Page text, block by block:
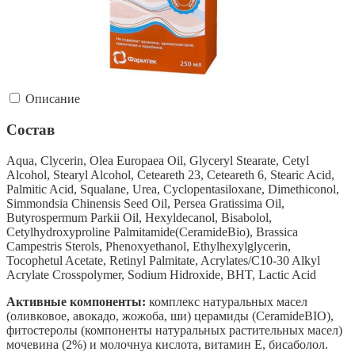
Описание
Состав
Aqua, Clycerin, Olea Europaea Oil, Glyceryl Stearate, Cetyl
Alcohol, Stearyl Alcohol, Ceteareth 23, Ceteareth 6, Stearic Acid,
Palmitic Acid, Squalane, Urea, Cyclopentasiloxane, Dimethiconol,
Simmondsia Chinensis Seed Oil, Persea Gratissima Oil,
Butyrospermum Parkii Oil, Hexyldecanol, Bisabolol,
Cetylhydroxyproline Palmitamide(CeramideBio), Brassica
Campestris Sterols, Phenoxyethanol, Ethylhexylglycerin,
Tocophetul Acetate, Retinyl Palmitate, Acrylates/C10-30 Alkyl
Acrylate Crosspolymer, Sodium Hidroxide, BHT, Lactic Acid
Активные компоненты: комплекс натуральных масел
(оливковое, авокадо, жожоба, ши) церамиды (CeramideBIO),
фитостеролы (компоненты натуральных растительных масел)
мочевина (2%) и молочнуа кислота, витамин Е, бисаболол.